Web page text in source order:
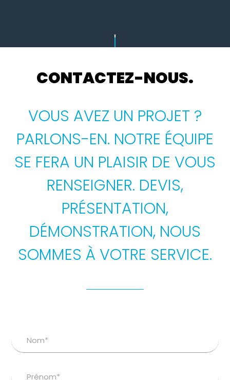
CONTACTEZ-NOUS.
VOUS AVEZ UN PROJET ?
PARLONS-EN. NOTRE ÉQUIPE
SE FERA UN PLAISIR DE VOUS
RENSEIGNER. DEVIS,
PRÉSENTATION,
DÉMONSTRATION, NOUS
SOMMES À VOTRE SERVICE.